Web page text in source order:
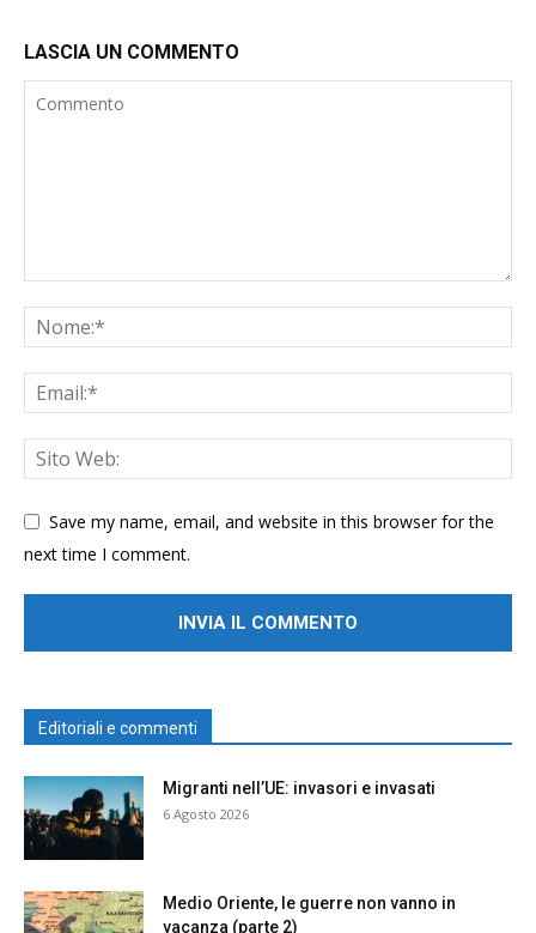
LASCIA UN COMMENTO
Save my name, email, and website in this browser for the
next time I comment.
Editoriali e commenti
Migranti nell’UE: invasori e invasati
6 Agosto 2026
Medio Oriente, le guerre non vanno in
vacanza (parte 2)